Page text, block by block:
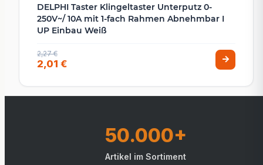
DELPHI Taster Klingeltaster Unterputz 0-
250V~/ 10A mit 1-fach Rahmen Abnehmbar I
UP Einbau Weiß
2,27 €
2,01 €
50.000+
Artikel im Sortiment